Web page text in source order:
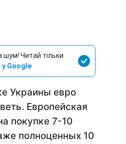
шум! Читай тільки
у Google
Украины евро
Европейская
покупке 7-10
полноценных 10